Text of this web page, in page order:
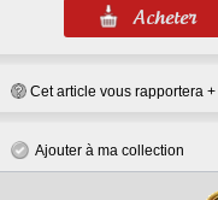
Cet article vous rapportera +
Ajouter à ma collection